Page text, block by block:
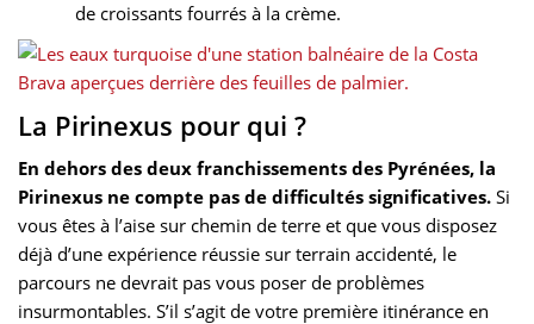
de croissants fourrés à la crème.
La Pirinexus pour qui ?
En dehors des deux franchissements des Pyrénées, la
Pirinexus ne compte pas de difficultés significatives. Si
vous êtes à l’aise sur chemin de terre et que vous disposez
déjà d’une expérience réussie sur terrain accidenté, le
parcours ne devrait pas vous poser de problèmes
insurmontables. S’il s’agit de votre première itinérance en